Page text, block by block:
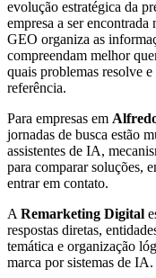
evolução estratégica da
empresa a ser
GEO organiza as
compreendam melhor
quais problemas resolve
referência.
Para empresas em
jornadas de busca estão
assistentes de IA,
para comparar soluções,
entrar em contato.
A Remarketing Digital
respostas diretas,
temática e organização
marca por sistemas de IA.